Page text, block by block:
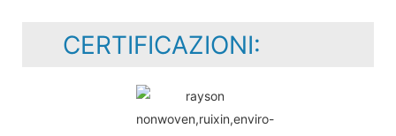
CERTIFICAZIONI: